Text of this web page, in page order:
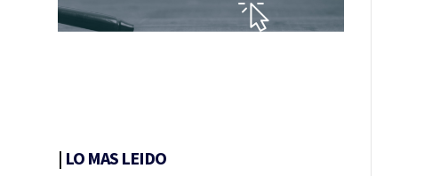
| LO MAS LEIDO